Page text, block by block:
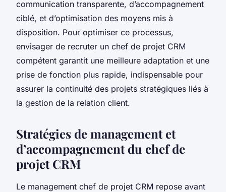
communication transparente, d’accompagnement
ciblé, et d’optimisation des moyens mis à
disposition. Pour optimiser ce processus,
envisager de recruter un chef de projet CRM
compétent garantit une meilleure adaptation et une
prise de fonction plus rapide, indispensable pour
assurer la continuité des projets stratégiques liés à
la gestion de la relation client.
Stratégies de management et
d’accompagnement du chef de
projet CRM
Le management chef de projet CRM repose avant